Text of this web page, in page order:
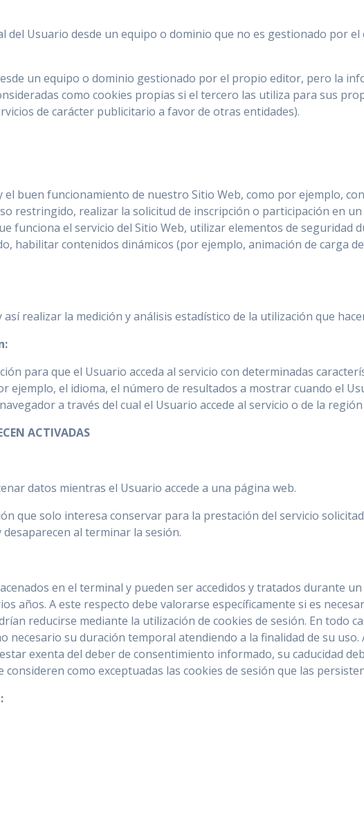
del Usuario desde un equipo o dominio que no es gestionado por
un equipo o dominio gestionado por el propio editor, pero la
como cookies propias si el tercero las utiliza para sus
de carácter publicitario a favor de otras entidades).
el buen funcionamiento de nuestro Sitio Web, como por ejemplo,
restringido, realizar la solicitud de inscripción o participación en
funciona el servicio del Sitio Web, utilizar elementos de seguridad
habilitar contenidos dinámicos (por ejemplo, animación de carga
realizar la medición y análisis estadístico de la utilización que
para que el Usuario acceda al servicio con determinadas
ejemplo, el idioma, el número de resultados a mostrar cuando el
a través del cual el Usuario accede al servicio o de la región
ACTIVADAS
datos mientras el Usuario accede a una página web.
que solo interesa conservar para la prestación del servicio
al terminar la sesión.
en el terminal y pueden ser accedidos y tratados durante
años. A este respecto debe valorarse específicamente si es
reducirse mediante la utilización de cookies de sesión. En todo
necesario su duración temporal atendiendo a la finalidad de su uso.
exenta del deber de consentimiento informado, su caducidad
como exceptuadas las cookies de sesión que las